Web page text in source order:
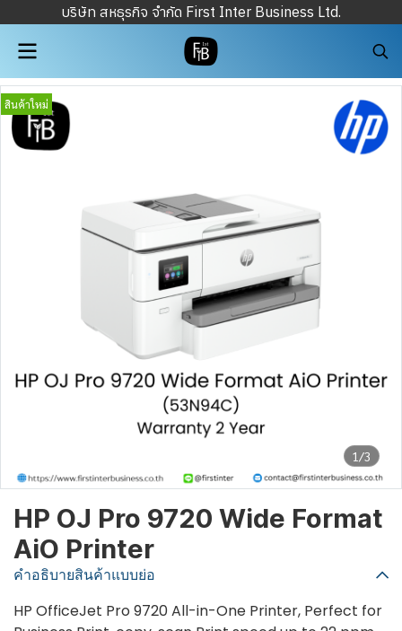
บริษัท สหธุรกิจ จำกัด First Inter Business Ltd.
1/3
สินค้าใหม่
HP OJ Pro 9720 Wide Format
AiO Printer
คำอธิบายสินค้าแบบย่อ
HP OfficeJet Pro 9720 All-in-One Printer, Perfect for